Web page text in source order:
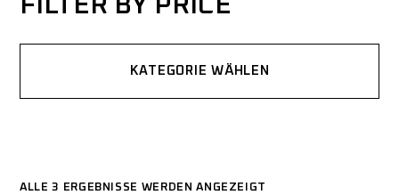
ALLE 3 ERGEBNISSE WERDEN ANGEZEIGT
FILTER BY PRICE
KATEGORIE WÄHLEN